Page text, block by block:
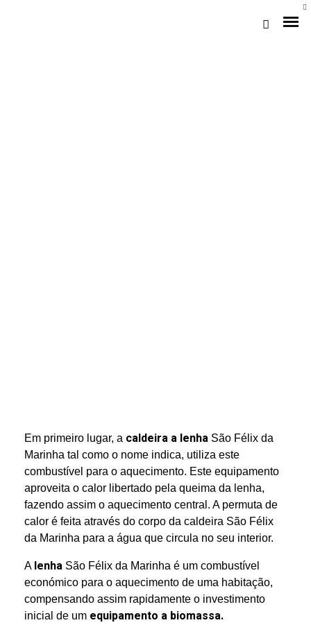
Em primeiro lugar, a caldeira a lenha São Félix da
Marinha tal como o nome indica, utiliza este
combustível para o aquecimento. Este equipamento
aproveita o calor libertado pela queima da lenha,
fazendo assim o aquecimento central. A permuta de
calor é feita através do corpo da caldeira São Félix
da Marinha para a água que circula no seu interior.
A lenha São Félix da Marinha é um combustível
económico para o aquecimento de uma habitação,
compensando assim rapidamente o investimento
inicial de um equipamento a biomassa.